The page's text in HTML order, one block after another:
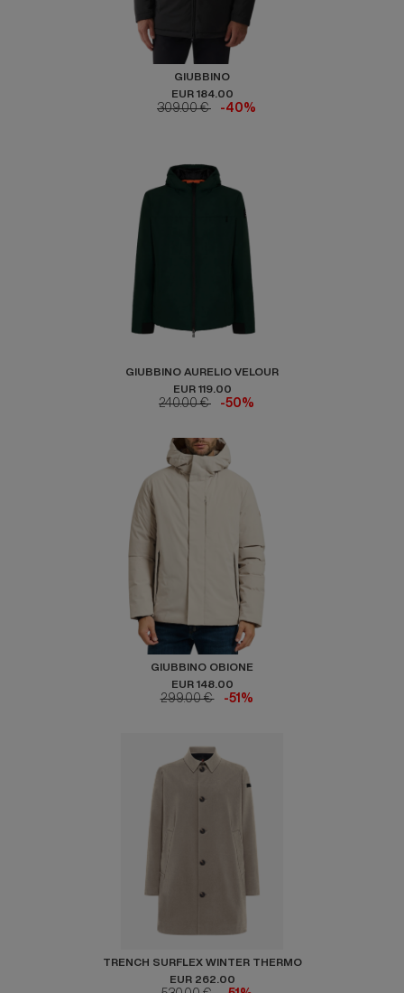
GIUBBINO
EUR 184.00
309.00 € -40%
GIUBBINO AURELIO VELOUR
EUR 119.00
240.00 € -50%
GIUBBINO OBIONE
EUR 148.00
299.00 € -51%
TRENCH SURFLEX WINTER THERMO
EUR 262.00